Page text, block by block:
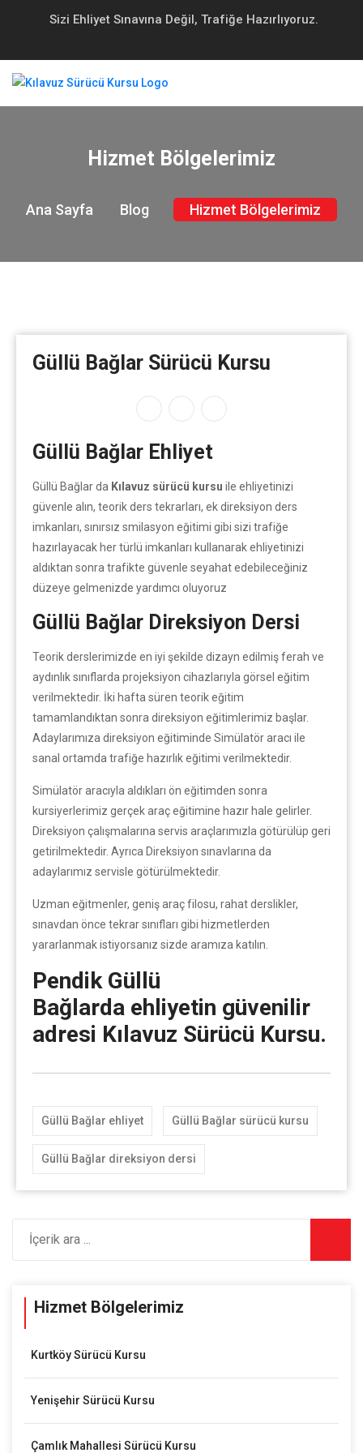
Sizi Ehliyet Sınavına Değil, Trafiğe Hazırlıyoruz.
Hizmet Bölgelerimiz
Ana Sayfa Blog Hizmet Bölgelerimiz
Güllü Bağlar Sürücü Kursu
Güllü Bağlar Ehliyet
Güllü Bağlar da Kılavuz sürücü kursu ile ehliyetinizi
güvenle alın, teorik ders tekrarları, ek direksiyon ders
imkanları, sınırsız smilasyon eğitimi gibi sizi trafiğe
hazırlayacak her türlü imkanları kullanarak ehliyetinizi
aldıktan sonra trafikte güvenle seyahat edebileceğiniz
düzeye gelmenizde yardımcı oluyoruz
Güllü Bağlar Direksiyon Dersi
Teorik derslerimizde en iyi şekilde dizayn edilmiş ferah ve
aydınlık sınıflarda projeksiyon cihazlarıyla görsel eğitim
verilmektedir. İki hafta süren teorik eğitim
tamamlandıktan sonra direksiyon eğitimlerimiz başlar.
Adaylarımıza direksiyon eğitiminde Simülatör aracı ile
sanal ortamda trafiğe hazırlık eğitimi verilmektedir.
Simülatör aracıyla aldıkları ön eğitimden sonra
kursiyerlerimiz gerçek araç eğitimine hazır hale gelirler.
Direksiyon çalışmalarına servis araçlarımızla götürülüp geri
getirilmektedir. Ayrıca Direksiyon sınavlarına da
adaylarımız servisle götürülmektedir.
Uzman eğitmenler, geniş araç filosu, rahat derslikler,
sınavdan önce tekrar sınıfları gibi hizmetlerden
yararlanmak istiyorsanız sizde aramıza katılın.
Pendik Güllü
Bağlarda ehliyetin güvenilir
adresi Kılavuz Sürücü Kursu.
Güllü Bağlar ehliyet Güllü Bağlar sürücü kursu
Güllü Bağlar direksiyon dersi
Hizmet Bölgelerimiz
Kurtköy Sürücü Kursu
Yenişehir Sürücü Kursu
Çamlık Mahallesi Sürücü Kursu